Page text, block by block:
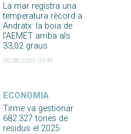
La mar registra una
temperatura rècord a
Andratx: la boia de
l’AEMET arriba als
33,02 graus
06/08/2026 03:49
ECONOMIA
Tirme va gestionar
682.327 tones de
residus el 2025